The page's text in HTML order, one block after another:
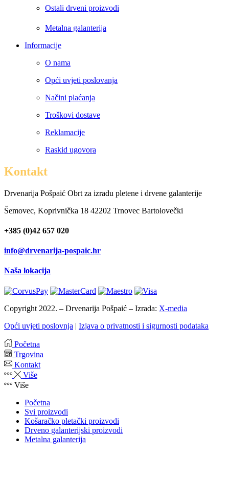
Ostali drveni proizvodi
Metalna galanterija
Informacije
O nama
Opći uvjeti poslovanja
Načini plaćanja
Troškovi dostave
Reklamacije
Raskid ugovora
Kontakt
Drvenarija Pošpaić Obrt za izradu pletene i drvene galanterije
Šemovec, Koprivnička 18 42202 Trnovec Bartolovečki
+385 (0)42 657 020
info@drvenarija-pospaic.hr
Naša lokacija
Copyright 2022. – Drvenarija Pošpaić – Izrada: X-media
Opći uvjeti poslovnja | Izjava o privatnosti i sigurnosti podataka
Početna
Trgovina
Kontakt
Više
Više
Početna
Svi proizvodi
Košaračko pletački proizvodi
Drveno galanterijski proizvodi
Metalna galanterija